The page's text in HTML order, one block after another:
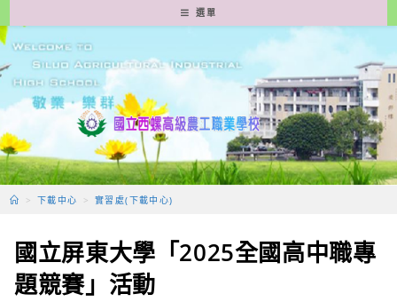
轉
至
要
容
選單
> 下載中心 > 實習處(下載中心)
國立屏東大學「2025全國高中職專
題競賽」活動